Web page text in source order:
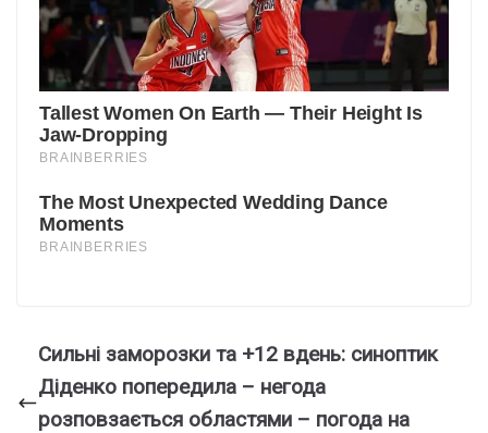
Сильні заморозки та +12 вдень: синоптик
Діденко попередила – негода
розповзається областями – погода на